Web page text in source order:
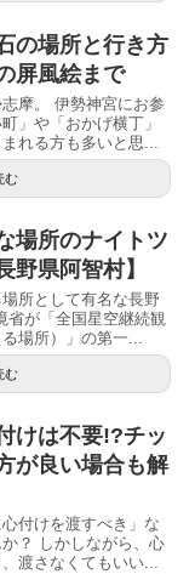
の場所と行き方
屏風絵まで
摩。 伊勢神宮にお参
」や「おかげ横丁」
れる方も多いと思...
む
場所のナイトツ
野県阿智村】
所として有名な長野
省が「全国星空継続観
場所）」の第一...
む
けは不要!?チッ
が良い場合も解
付けを渡すべき」な
？ しかしながら、心
渡さなくてもいい...